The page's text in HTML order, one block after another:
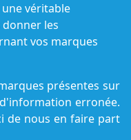
véritable
les
vos marques
présentes sur
erronée.
de nous en faire part